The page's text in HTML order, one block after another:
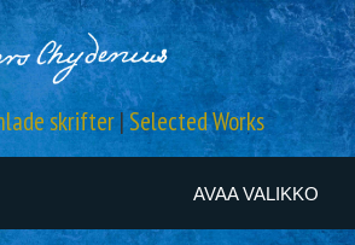
AVAA VALIKKO
skrifter|Selected Works